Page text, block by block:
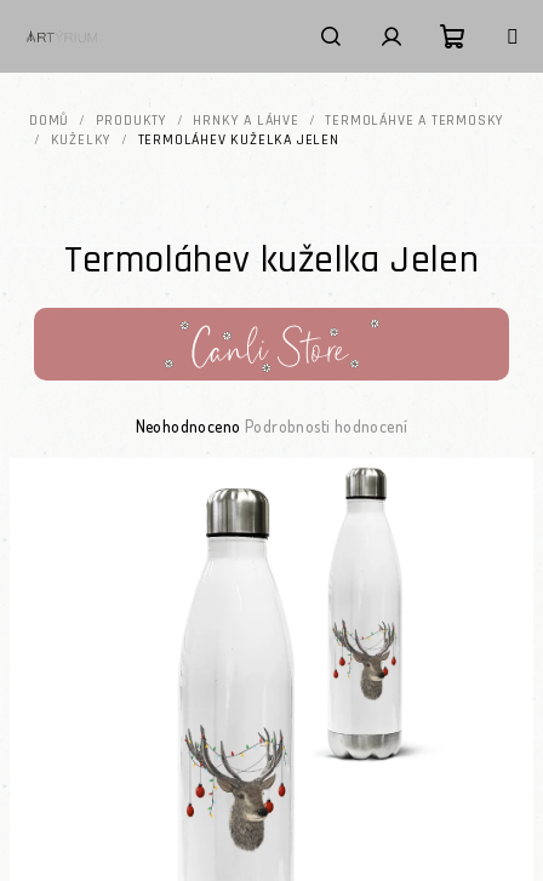
Hledat PřihlášeníNákupní
DOMŮ / PRODUKTY / HRNKY A LÁHVE /
TERMOLÁHVE A TERMOSKY
/
KUŽELKY / TERMOLÁHEV KUŽELKA JELEN
Termoláhev kuželka Jelen
Průměrné hodnocení produktu je 0,0 z 5 hvězdiček.
Neohodnoceno Podrobnosti hodnocení